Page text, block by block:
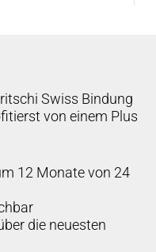
Swiss Bindung
von einem Plus
12 Monate von 24
die neuesten